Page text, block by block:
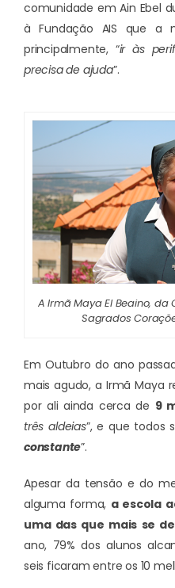
comunidade em Ain Ebel
à Fundação AIS que a
principalmente, “ir às
precisa de ajuda”.
A Irmã Maya El Beaino,
Sagrados
Em Outubro do ano
mais agudo, a Irmã Maya
por ali ainda cerca de 9
três aldeias”, e que todos
constante”.
Apesar da tensão e do
alguma forma, a escola
uma das que mais se
ano, 79% dos alunos
seis ficaram entre os 10